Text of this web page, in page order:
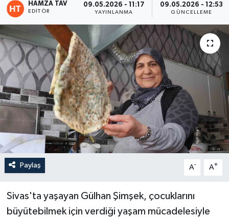
HAMZA TAV
EDITÖR
09.05.2026 - 11:17
YAYINLANMA
09.05.2026 - 12:53
GÜNCELLEME
Paylaş A- A+
Sivas'ta yaşayan Gülhan Şimşek, çocuklarını
büyütebilmek için verdiği yaşam mücadelesiyle